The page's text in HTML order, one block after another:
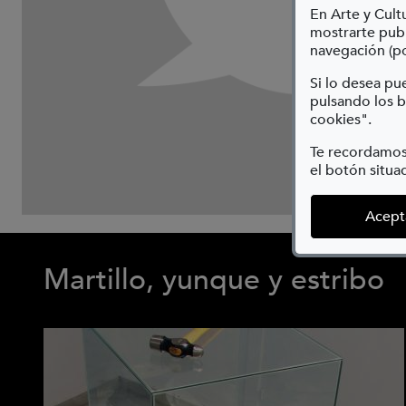
En Arte y
mostrarte
navegación
Si lo desea
pulsando los
cookies".
Te
el botón
Martillo, yunque y estribo